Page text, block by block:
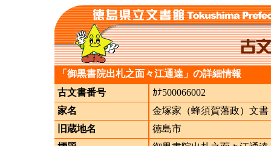
「御黒書院出札之面々江通達」の詳細情報
古文書番号
ｶﾅ500066002
家名
金塚家（蜂須賀藩政）文書
旧蔵地名
徳島市